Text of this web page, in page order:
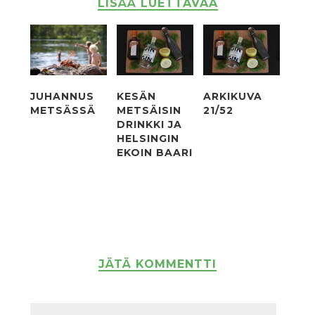
LISÄÄ LUETTAVAA
JUHANNUS
METSÄSSÄ
KESÄN
METSÄISIN
DRINKKI JA
HELSINGIN
EKOIN BAARI
ARKIKUVA
21/52
JÄTÄ KOMMENTTI